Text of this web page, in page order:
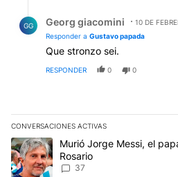
GG Georg giacomini
10 DE
Responder a Gustavo papada
Que stronzo sei.
RESPONDER 0 0
CONVERSACIONES ACTIVAS
Este listado muestra los artículos
Un artículo de tendencia con el
Murió Jorge Messi, el
Rosario
37